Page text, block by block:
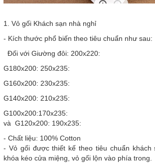
1. Vỏ gối Khách sạn nhà nghỉ
- Kích thước phổ biến theo tiêu chuẩn như sau:
Đối với Giường đôi: 200x220:
G180x200: 250x235:
G160x200: 230x235:
G140x200: 210x235:
G100x200:170x235:
và G120x200: 190x235:
- Chất liệu: 100% Cotton
- Vỏ gối được thiết kế theo tiêu chuẩn khách
khóa kéo cửa miệng, vỏ gối lộn vào phía trong.